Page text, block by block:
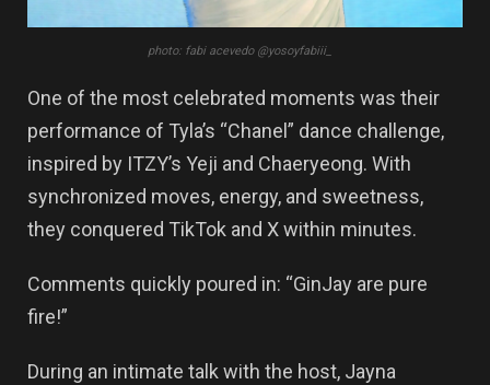
photo: fabi acevedo @yosoyfabiii_
One of the most celebrated moments was their
performance of Tyla’s “Chanel” dance challenge,
inspired by ITZY’s Yeji and Chaeryeong. With
synchronized moves, energy, and sweetness,
they conquered TikTok and X within minutes.
Comments quickly poured in: “GinJay are pure
fire!”
During an intimate talk with the host, Jayna